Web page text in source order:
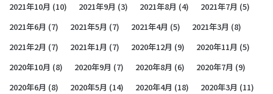
2021年10月 (10) 2021年9月 (3) 2021年8月 (4) 2021年7月 (5)
2021年6月 (7) 2021年5月 (7) 2021年4月 (5) 2021年3月 (8)
2021年2月 (7) 2021年1月 (7) 2020年12月 (9) 2020年11月 (5)
2020年10月 (8) 2020年9月 (7) 2020年8月 (6) 2020年7月 (9)
2020年6月 (8) 2020年5月 (14) 2020年4月 (18) 2020年3月 (11)